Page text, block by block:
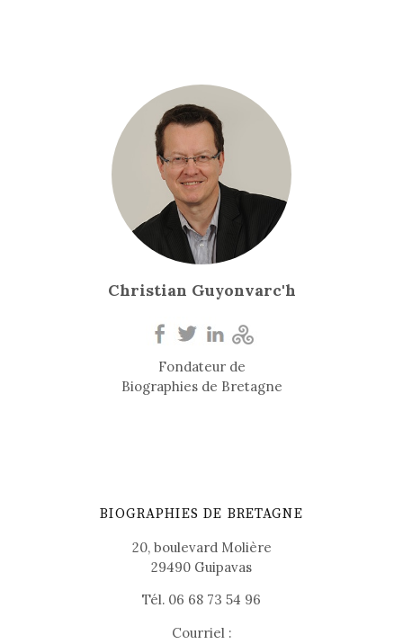
Christian Guyonvarc'h
Fondateur de
Biographies de Bretagne
BIOGRAPHIES DE BRETAGNE
20, boulevard Molière
29490 Guipavas
Tél. 06 68 73 54 96
Courriel :